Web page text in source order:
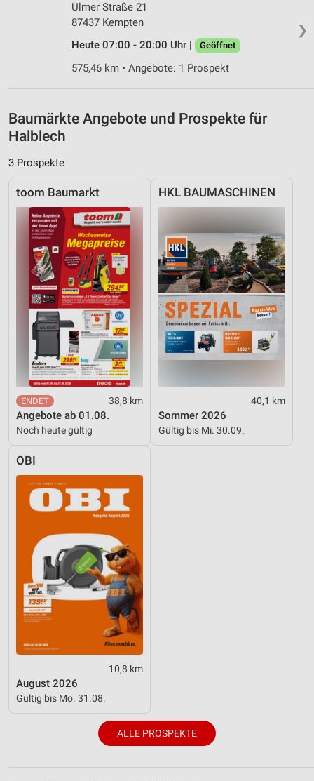
❯
Ulmer Straße 21
87437 Kempten
Heute 07:00 - 20:00 Uhr |
Geöffnet
575,46 km • Angebote: 1 Prospekt
Baumärkte Angebote und Prospekte für
Halblech
3 Prospekte
toom Baumarkt
38,8 km
Angebote ab 01.08.
Noch heute gültig
HKL BAUMASCHINEN
40,1 km
Sommer 2026
Gültig bis Mi. 30.09.
OBI
10,8 km
August 2026
Gültig bis Mo. 31.08.
ALLE PROSPEKTE
Verwendung genauer Standortdaten
Geräte anhand von aktiv angeforderten
Informationen identifizieren
Performance
Funktional
Werbung